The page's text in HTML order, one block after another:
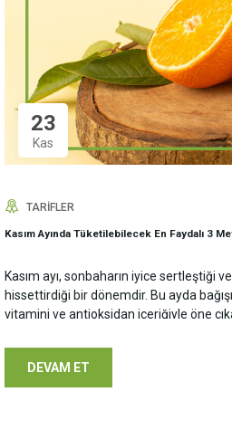
23
Kas
TARIFLER
Kasım Ayında Tüketilebilecek En Faydalı 3
Kasım ayı, sonbaharın iyice sertleştiği
hissettirdiği bir dönemdir. Bu ayda
vitamini ve antioksidan içeriğiyle öne
önerilen 3 meyve ve 3 sebzeyi
Portakal İçeriği: C[…]
DEVAM ET